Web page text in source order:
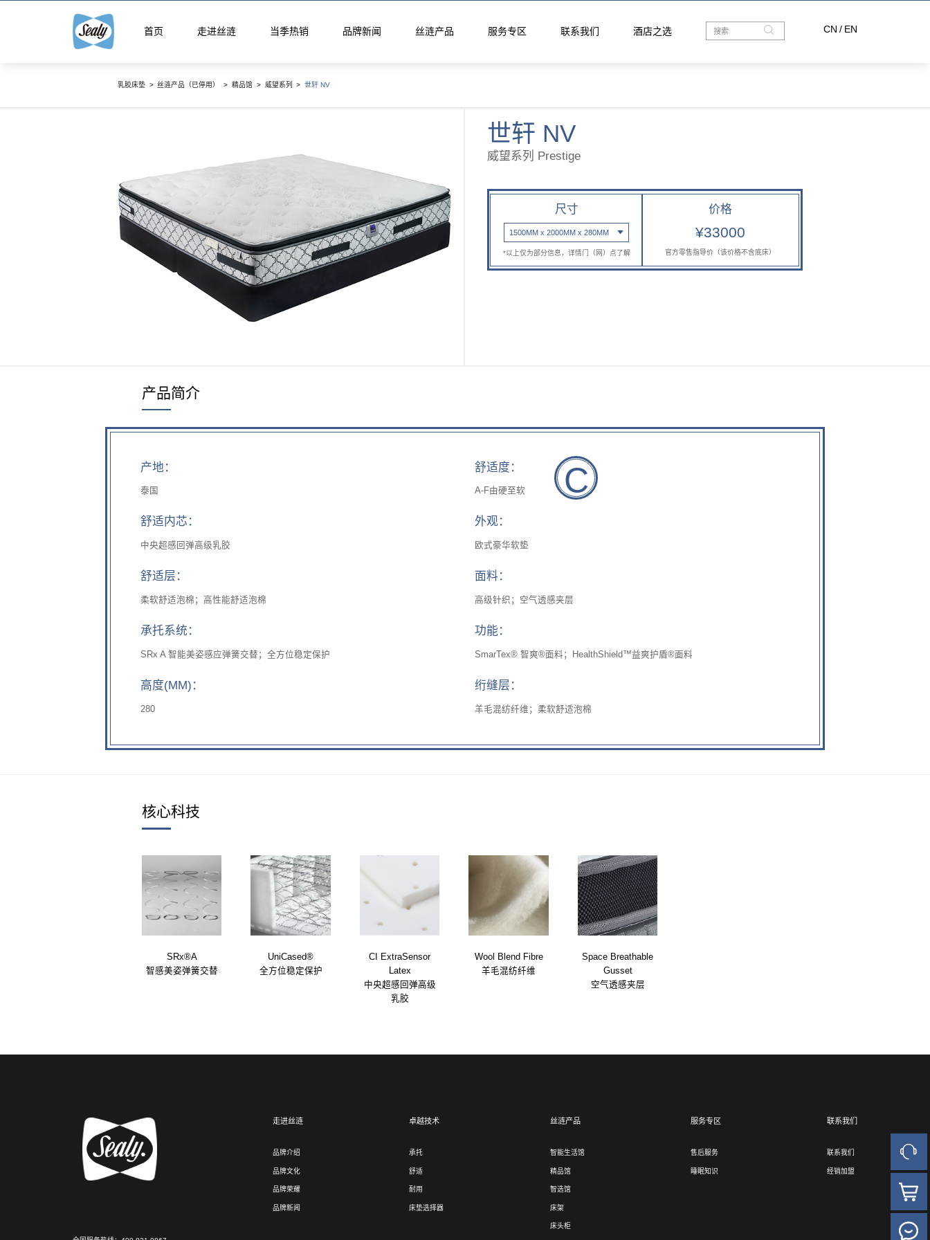
首页 走进丝涟 当季热销 品牌新闻 丝涟产品 服务专区 联系我们 酒店之选 CN / EN
智选馆
云享系列 月晖系列
悦动系列 丝涟蓝系列
乳胶床垫 > 丝涟产品（已停用） > 精品馆 > 威望系列 > 世轩 NV
世轩 NV
威望系列 Prestige
尺寸
1500MM x 2000MM x 280MM
*以上仅为部分信息，详情门（网）点了解
价格
¥33000
官方零售指导价（该价格不含底床）
产品简介
产地：
泰国
舒适度：
A-F由硬至软 C
舒适内芯：
中央超感回弹高级乳胶
外观：
欧式豪华软垫
舒适层：
柔软舒适泡棉；高性能舒适泡棉
面料：
高级针织；空气透感夹层
承托系统：
SRx A 智能美姿感应弹簧交替；全方位稳定保护
功能：
SmarTex® 智爽®面料；HealthShield™益爽护盾®面料
高度(MM)：
280
绗缝层：
羊毛混纺纤维；柔软舒适泡棉
核心科技
SRx®A
智感美姿弹簧交替
UniCased®
全方位稳定保护
CI ExtraSensor
Latex
中央超感回弹高级
乳胶
Wool Blend Fibre
羊毛混纺纤维
Space Breathable
Gusset
空气透感夹层
走进丝涟
品牌介绍
品牌文化
品牌荣耀
品牌新闻
卓越技术
承托
舒适
耐用
床垫选择器
丝涟产品
智能生活馆
精品馆
智选馆
床架
床头柜
服务专区
售后服务
睡眠知识
联系我们
联系我们
经销加盟
人工客
官方商